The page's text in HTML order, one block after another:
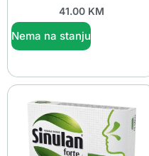
41.00 KM
Nema na stanju